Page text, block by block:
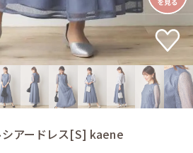
アードレス[S] kaene